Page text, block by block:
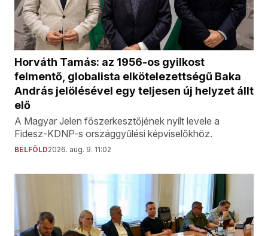
Horváth Tamás: az 1956-os gyilkost
felmentő, globalista elkötelezettségű Baka
András jelölésével egy teljesen új helyzet állt
elő
A Magyar Jelen főszerkesztőjének nyílt levele a
Fidesz-KDNP-s országgyűlési képviselőkhöz.
BELFÖLD2026. aug. 9. 11:02